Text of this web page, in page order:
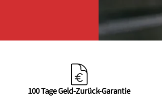
100 Tage Geld-Zurück-Garantie